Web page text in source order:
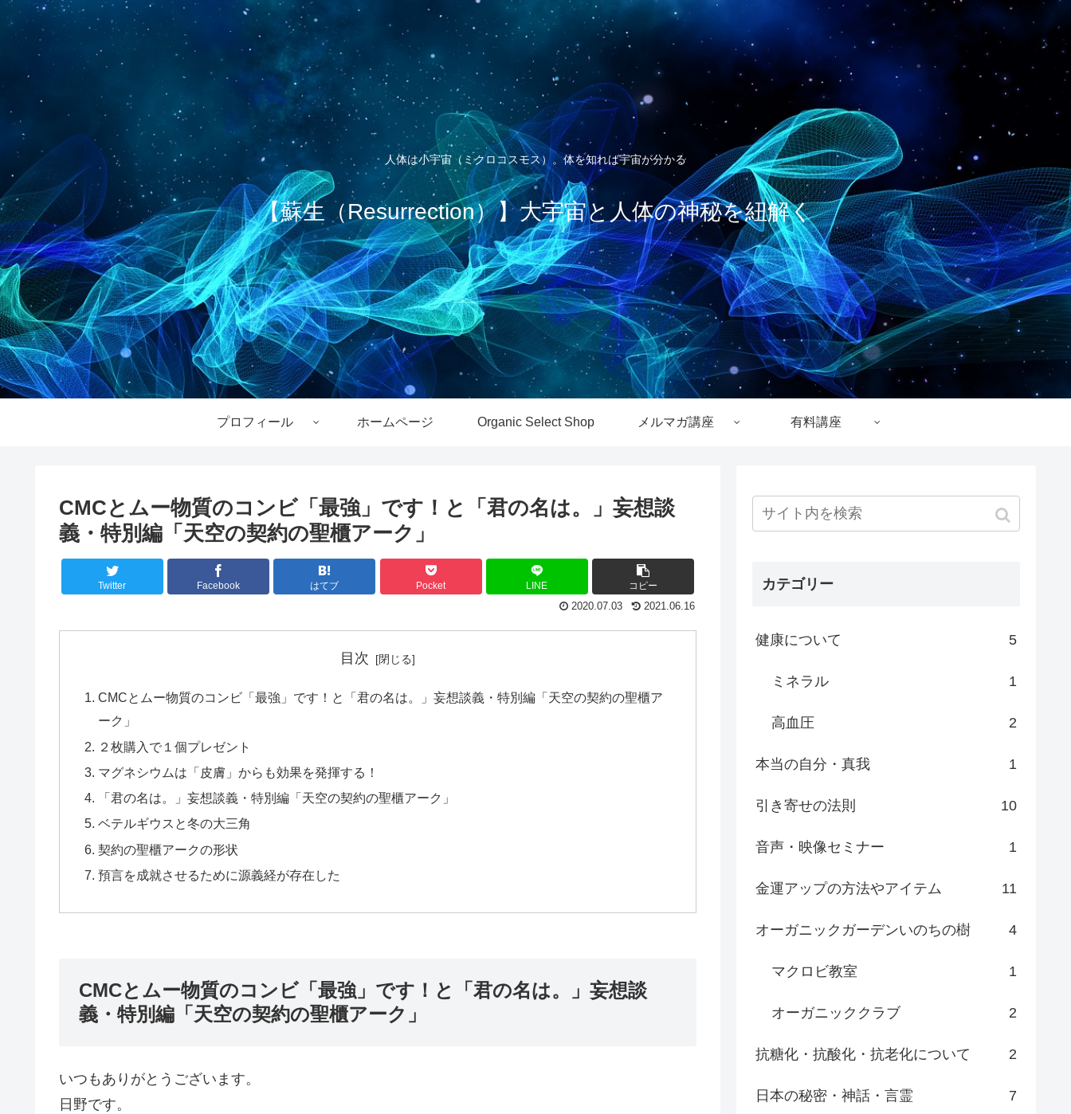
人体は小宇宙（ミクロコスモス）。体を知れば宇宙が分かる
【蘇生（Resurrection）】大宇宙と人体の神秘を紐解く
プロフィール ホームページ Organic Select Shop メルマガ講座 有料講座
CMCとムー物質のコンビ「最強」です！と「君の名は。」妄想談
義・特別編「天空の契約の聖櫃アーク」
Twitter Facebook はてブ Pocket LINE
コピー
2021.06.16
2020.07.03
目次
CMCとムー物質のコンビ「最強」です！と「君の名は。」妄想談義・特別編「天空の契約の聖櫃ア
ーク」
２枚購入で１個プレゼント
マグネシウムは「皮膚」からも効果を発揮する！
「君の名は。」妄想談義・特別編「天空の契約の聖櫃アーク」
ベテルギウスと冬の大三角
契約の聖櫃アークの形状
預言を成就させるために源義経が存在した
CMCとムー物質のコンビ「最強」です！と「君の名は。」妄想談
義・特別編「天空の契約の聖櫃アーク」
いつもありがとうございます。
日野です。
カテゴリー
健康について 5
ミネラル 1
高血圧 2
本当の自分・真我 1
引き寄せの法則 10
音声・映像セミナー 1
金運アップの方法やアイテム 11
オーガニックガーデンいのちの樹 4
マクロビ教室 1
オーガニッククラブ 2
抗糖化・抗酸化・抗老化について 2
日本の秘密・神話・言霊 7